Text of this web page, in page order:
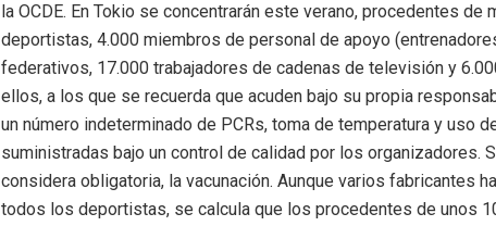
la OCDE. En Tokio se concentrarán este verano, procedentes
deportistas, 4.000 miembros de personal de apoyo
federativos, 17.000 trabajadores de cadenas de televisión y
ellos, a los que se recuerda que acuden bajo su propia
un número indeterminado de PCRs, toma de temperatura y uso
suministradas bajo un control de calidad por los organizadores.
considera obligatoria, la vacunación. Aunque varios fabricantes
todos los deportistas, se calcula que los procedentes de unos